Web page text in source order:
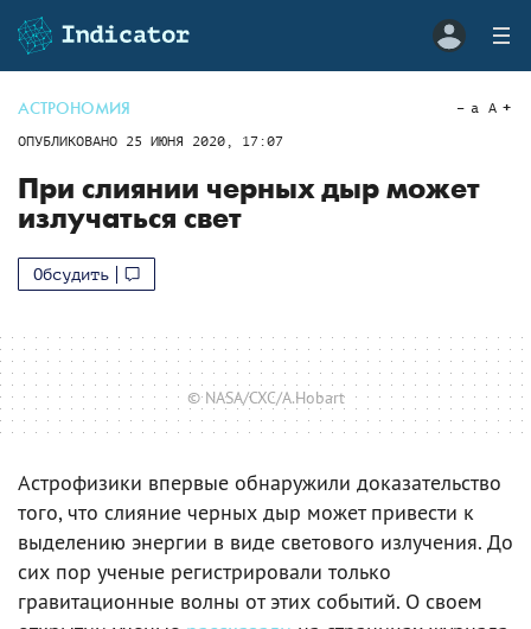
АСТРОНОМИЯ
ОПУБЛИКОВАНО 25 ИЮНЯ 2020, 17:07
a A
При слиянии черных дыр может
излучаться свет
Обсудить
© NASA/CXC/A.Hobart
Астрофизики впервые обнаружили доказательство
того, что слияние черных дыр может привести к
выделению энергии в виде светового излучения. До
сих пор ученые регистрировали только
гравитационные волны от этих событий. О своем